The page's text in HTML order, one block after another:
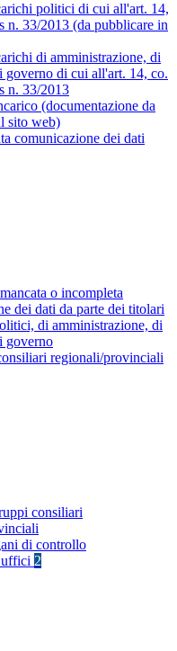
politici di cui all'art. 14,
n. 33/2013 (da pubblicare in
di amministrazione, di
governo di cui all'art. 14, co.
n. 33/2013
(documentazione da
sito web)
comunicazione dei dati
o incompleta
dei dati da parte dei titolari
di amministrazione, di
governo
regionali/provinciali
consiliari
di controllo
2